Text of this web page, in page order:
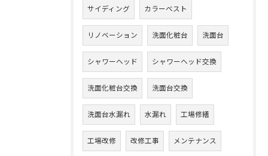
サイディング カラーベスト
リノベーション 洗面化粧台 洗面台
シャワーヘッド シャワーヘッド交換
洗面化粧台交換 洗面台交換
洗面台水漏れ 水漏れ 工場修繕
工場改修 改修工事 メンテナンス